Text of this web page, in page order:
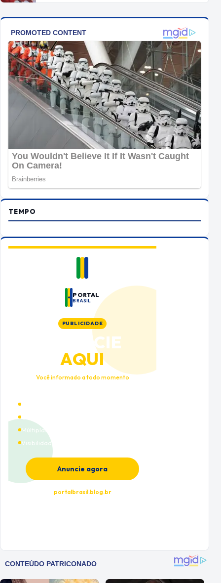
TEMPO
PORTAL
BRASIL
PUBLICIDADE
ANUNCIE
AQUI
Você informado a todo momento
Múltiplas categorias
Visibilidade premium
Anuncie agora
portalbrasil.blog.br